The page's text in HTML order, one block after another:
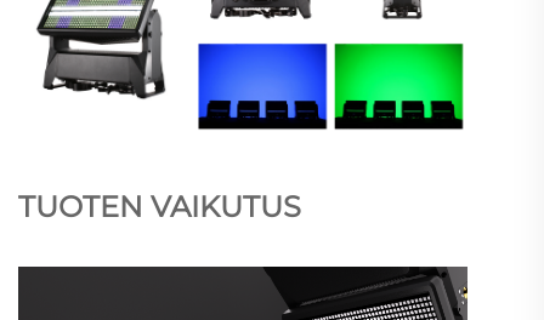
TUOTEN VAIKUTUS